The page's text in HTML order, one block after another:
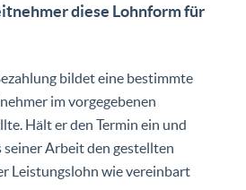
diese Lohnform für
bildet eine bestimmte
im vorgegebenen
Hält er den Termin ein und
Arbeit den gestellten
Leistungslohn wie vereinbart